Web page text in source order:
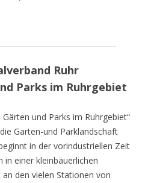
Ruhr
Parks im Ruhrgebiet
Gärten und Parks im Ruhrgebiet“
Garten-und Parklandschaft
in der vorindustriellen Zeit
in einer kleinbäuerlichen
den vielen Stationen von